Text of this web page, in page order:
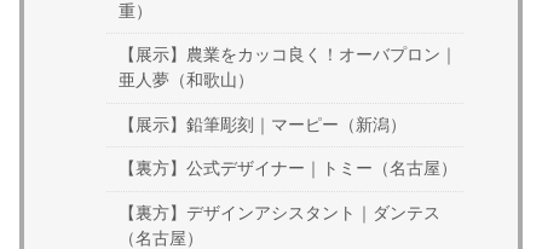
重）
【展示】農業をカッコ良く！オーバプロン｜
亜人夢（和歌山）
【展示】鉛筆彫刻｜マーピー（新潟）
【裏方】公式デザイナー｜トミー（名古屋）
【裏方】デザインアシスタント｜ダンテス
（名古屋）